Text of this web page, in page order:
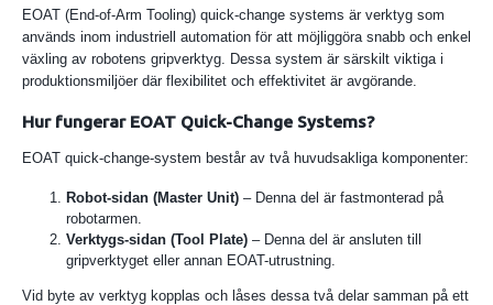
EOAT (End-of-Arm Tooling) quick-change systems är verktyg som
används inom industriell automation för att möjliggöra snabb och enkel
växling av robotens gripverktyg. Dessa system är särskilt viktiga i
produktionsmiljöer där flexibilitet och effektivitet är avgörande.
Hur fungerar EOAT Quick-Change Systems?
EOAT quick-change-system består av två huvudsakliga komponenter:
Robot-sidan (Master Unit) – Denna del är fastmonterad på
robotarmen.
Verktygs-sidan (Tool Plate) – Denna del är ansluten till
gripverktyget eller annan EOAT-utrustning.
Vid byte av verktyg kopplas och låses dessa två delar samman på ett